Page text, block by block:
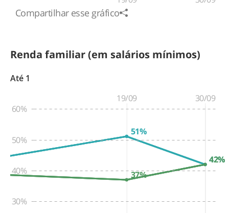
Compartilhar esse gráfico
Renda familiar (em salários mínimos)
Até 1
30%
40%
50%
60%
19/09 30/09
42%
51%
37%
42%